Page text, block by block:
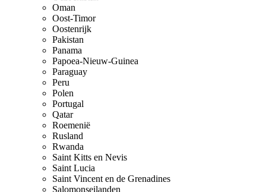
Oman
Oost-Timor
Oostenrijk
Pakistan
Panama
Papoea-Nieuw-Guinea
Paraguay
Peru
Polen
Portugal
Qatar
Roemenië
Rusland
Rwanda
Saint Kitts en Nevis
Saint Lucia
Saint Vincent en de Grenadines
Salomonseilanden